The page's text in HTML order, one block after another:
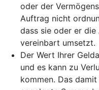
oder der
Auftrag nicht
dass sie oder er
vereinbart umsetzt.
Der Wert Ihrer
und es kann zu
kommen. Das